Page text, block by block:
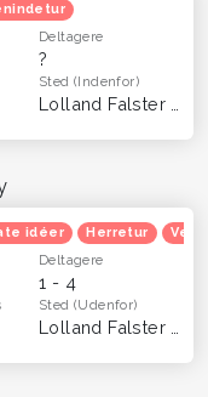
Deltagere
?
Sted(Indenfor)
idéer Herretur
Deltagere
1 - 4
Sted(Udenfor)